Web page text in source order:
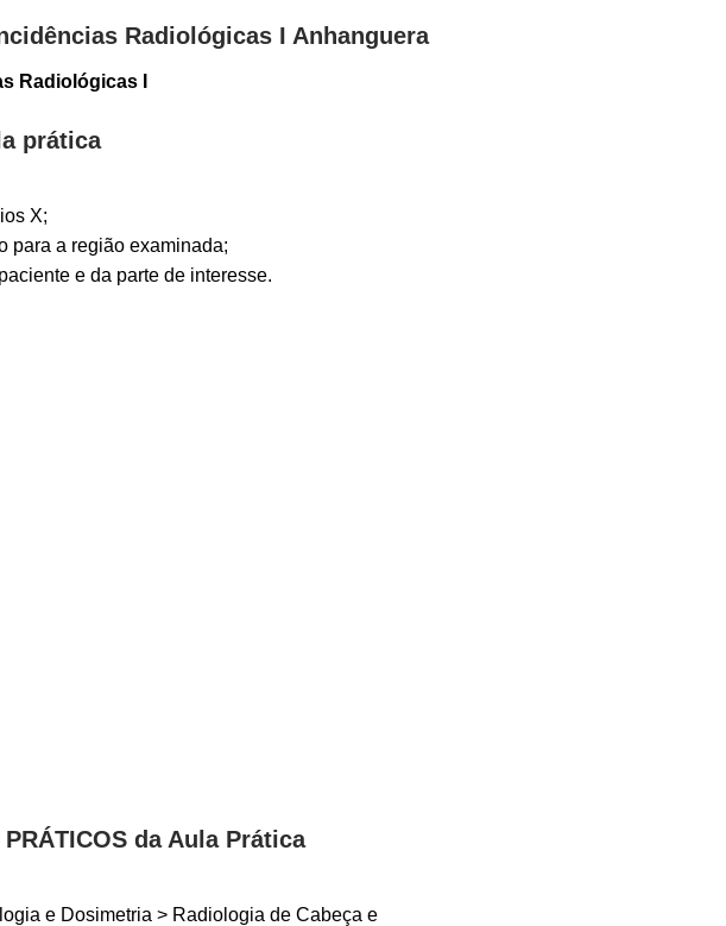
Radiológicas I Anhanguera
Radiológicas I
prática
X;
para a região examinada;
e da parte de interesse.
da Aula Prática
e Dosimetria > Radiologia de Cabeça e